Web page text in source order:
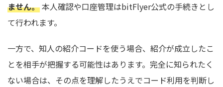
ません。 本人確認や口座管理はbitFlyer公式の手続きとし
て行われます。
一方で、知人の紹介コードを使う場合、紹介が成立したこ
とを相手が把握する可能性はあります。完全に知られたく
ない場合は、その点を理解したうえでコード利用を判断し